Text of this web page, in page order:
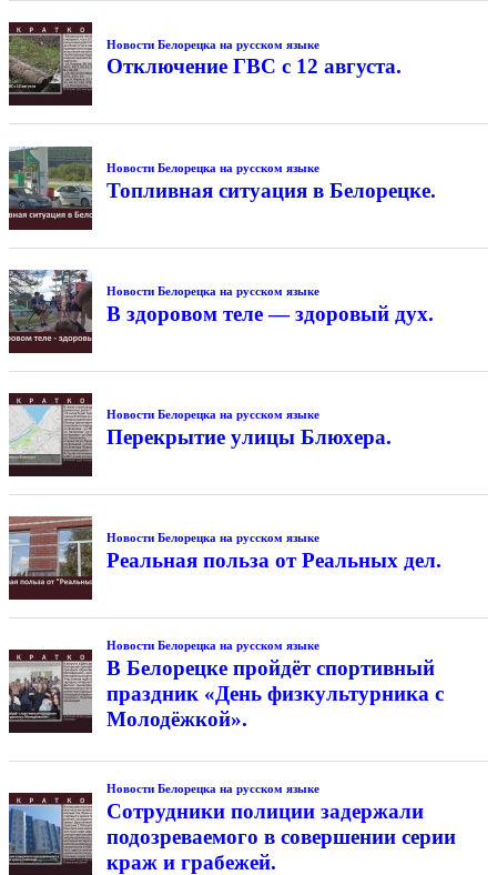
Новости Белорецка на русском языке
Отключение ГВС с 12 августа.
Новости Белорецка на русском языке
Топливная ситуация в Белорецке.
Новости Белорецка на русском языке
В здоровом теле — здоровый дух.
Новости Белорецка на русском языке
Перекрытие улицы Блюхера.
Новости Белорецка на русском языке
Реальная польза от Реальных дел.
Новости Белорецка на русском языке
В Белорецке пройдёт спортивный
праздник «День физкультурника с
Молодёжкой».
Новости Белорецка на русском языке
Сотрудники полиции задержали
подозреваемого в совершении серии
краж и грабежей.